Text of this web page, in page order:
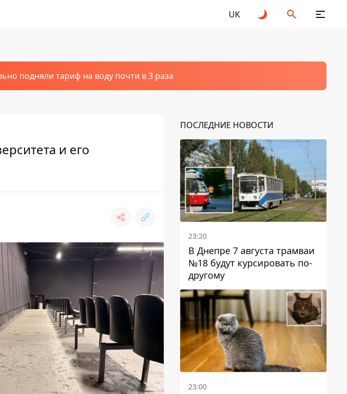
UK
подняли тариф на воду почти в 3 раза
и его
ПОСЛЕДНИЕ НОВОСТИ
23:20
В Днепре 7 августа трамваи
№18 будут курсировать по-
другому
23:00